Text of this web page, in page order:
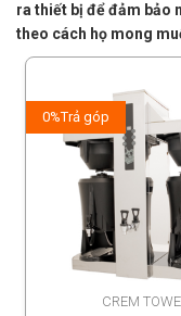
ra thiết bị để đảm bảo
theo cách họ mong
CREM
0%Trả góp